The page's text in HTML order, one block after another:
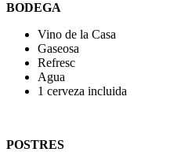
BODEGA
Vino de la Casa
Gaseosa
Refresc
Agua
1 cerveza incluida
POSTRES